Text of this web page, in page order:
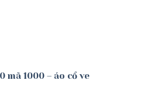
mã 1000 – áo cổ ve